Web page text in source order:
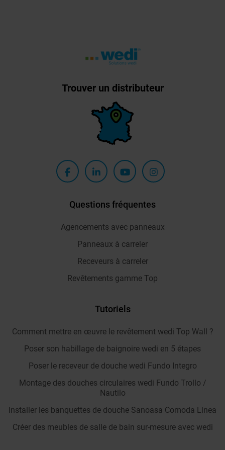
Trouver un distributeur
Questions fréquentes
Agencements avec panneaux
Panneaux à carreler
Receveurs à carreler
Revêtements gamme Top
Tutoriels
Comment mettre en œuvre le revêtement wedi Top Wall ?
Poser son habillage de baignoire wedi en 5 étapes
Poser le receveur de douche wedi Fundo Integro
Montage des douches circulaires wedi Fundo Trollo /
Nautilo
Installer les banquettes de douche Sanoasa Comoda Linea
Créer des meubles de salle de bain sur-mesure avec wedi